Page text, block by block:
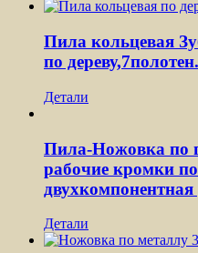
Пила кольцевая
по дереву,7полотен.
Детали
Пила-Ножовка по
рабочие кромки
Детали